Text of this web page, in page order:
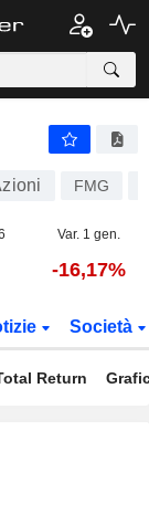
FMG
Var. 1 gen.
-16,17%
Società
Return